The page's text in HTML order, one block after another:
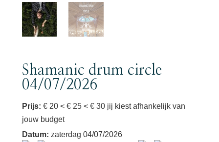
Shamanic drum circle
04/07/2026
Prijs: € 20 < € 25 < € 30 jij kiest afhankelijk van
jouw budget
Datum: zaterdag 04/07/2026